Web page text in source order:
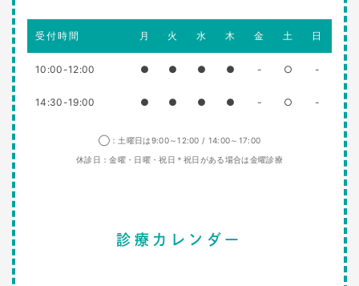
受付時間 月 火 水 木 金 土 日
10:00-12:00 ● ● ● ● - ○ -
14:30-19:00 ● ● ● ● - ○ -
◯：土曜日は9:00～12:00 / 14:00～17:00
休診日：金曜・日曜・祝日＊祝日がある場合は金曜診療
診療カレンダー